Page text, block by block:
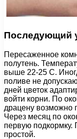
Последующий
Пересаженное
полутень.
выше 22-25 С.
поливе не
дней цветок
войти корни. По
драцену возможно
Через месяц по
первую подкормку.
простой.